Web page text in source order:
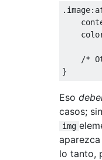
. image:
/*
}
Eso
casos;
img
lo tanto,